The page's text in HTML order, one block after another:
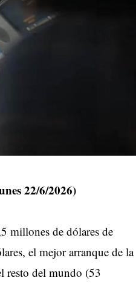
22/6/2026)
millones de dólares de
el mejor arranque de la
resto del mundo (53